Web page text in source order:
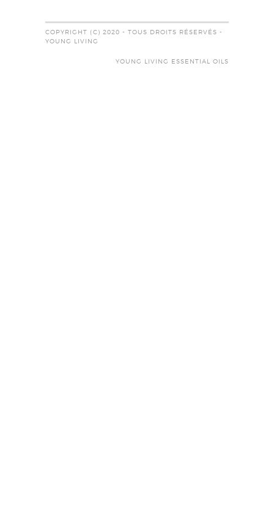
COPYRIGHT (C) 2020 - TOUS DROITS RÉSERVÉS -
YOUNG LIVING
YOUNG LIVING ESSENTIAL OILS